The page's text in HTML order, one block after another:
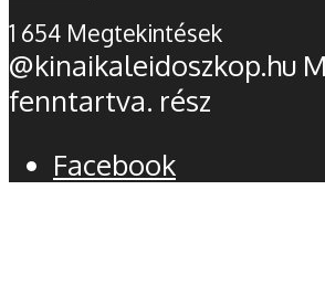
1 654 Megtekintések
@kinaikaleidoszkop.hu
fenntartva. rész
Facebook